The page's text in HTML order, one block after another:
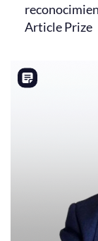
Article Prize